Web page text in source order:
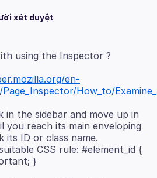
xét duyệt
en-
How_to/
in the sidebar and move up in
you reach its main enveloping
its ID or class name.
CSS rule: #element_id {